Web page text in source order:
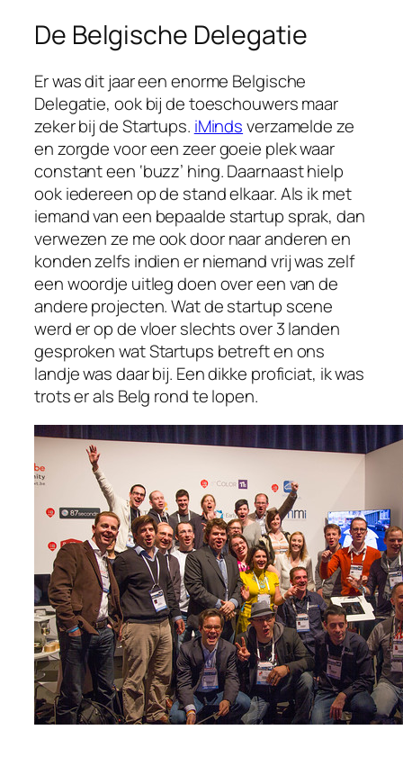
De Belgische Delegatie
Er was dit jaar een enorme Belgische
Delegatie, ook bij de toeschouwers maar
zeker bij de Startups. iMindsverzamelde ze
en zorgde voor een zeer goeie plek waar
constant een ‘buzz’ hing. Daarnaast hielp
ook iedereen op de stand elkaar. Als ik met
iemand van een bepaalde startup sprak, dan
verwezen ze me ook door naar anderen en
konden zelfs indien er niemand vrij was zelf
een woordje uitleg doen over een van de
andere projecten. Wat de startup scene
werd er op de vloer slechts over 3 landen
gesproken wat Startups betreft en ons
landje was daar bij. Een dikke proficiat, ik was
trots er als Belg rond te lopen.